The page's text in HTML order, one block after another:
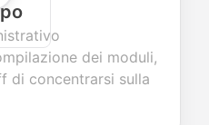
dei moduli,
di concentrarsi sulla